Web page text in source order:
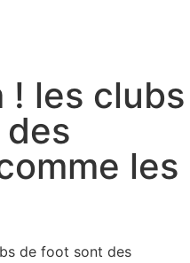
les clubs
les
de foot sont des